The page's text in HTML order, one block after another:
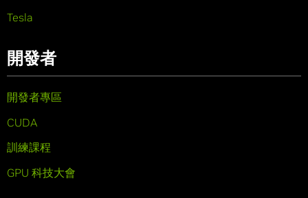
Tesla
開發者
開發者專區
CUDA
訓練課程
GPU 科技大會